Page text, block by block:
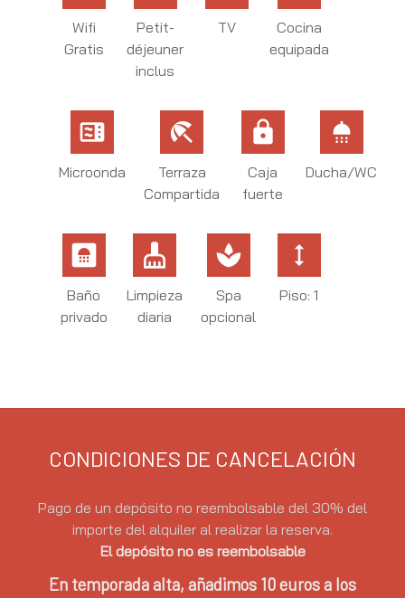
Wifi
Gratis
Petit-
déjeuner
inclus
TV
Cocina
equipada
microwave
Microonda
beach_access
Terraza
Compartida
lock
Caja
fuerte
shower
Ducha/WC
bathroom
Baño
privado
cleaning_services
Limpieza
diaria
spa
Spa
opcional
height
Piso: 1
CONDICIONES DE CANCELACIÓN
Pago de un depósito no reembolsable del 30% del
importe del alquiler al realizar la reserva.
El depósito no es reembolsable
En temporada alta, añadimos 10 euros a los